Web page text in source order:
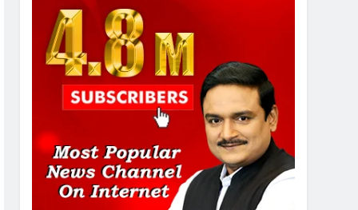
घोटाले में आरोप तय किए
1
SRN अस्पताल का नाम अमर
शहीद ठाकुर रोशन सिंह के नाम पर
करने की मांग तेज
अमर शहीद ठाकुर रोशन सिंह के
नाम पर स्वरूप रानी नेहरू
चिकित्सालय का नामकरण करने